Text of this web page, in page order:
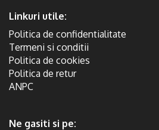
Linkuri utile:
Politica de confidentialitate
Termeni si conditii
Politica de cookies
Politica de retur
ANPC
Ne gasiti si pe: